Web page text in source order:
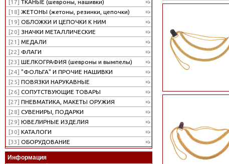
[17] ТКАНЫЕ (шевроны, нашивки)
[18] ЖЕТОНЫ (жетоны, резинки, цепочки)
[19] ОБЛОЖКИ И ЦЕПОЧКИ К НИМ
[20] ЗНАЧКИ МЕТАЛЛИЧЕСКИЕ
[21] МЕДАЛИ
[22] ФЛАГИ
[23] ШЕЛКОГРАФИЯ (шевроны и вымпелы)
[24] "ФОЛЬГА" И ПРОЧИЕ НАШИВКИ
[25] ПОВЯЗКИ НАРУКАВНЫЕ
[26] СОПУТСТВУЮЩИЕ ТОВАРЫ
[27] ПНЕВМАТИКА, МАКЕТЫ ОРУЖИЯ
[28] СУВЕНИРЫ, ПОДАРКИ
[29] ЮВЕЛИРНЫЕ ИЗДЕЛИЯ
[30] КАТАЛОГИ
[33] ОБОРУДОВАНИЕ
Информация